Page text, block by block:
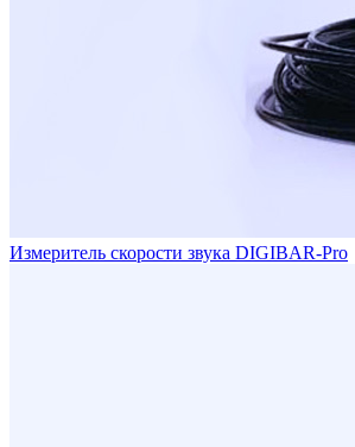
Измеритель скорости звука DIGIBAR-Pro